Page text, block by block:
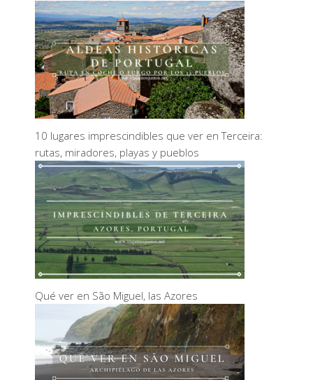
10 lugares imprescindibles que ver en Terceira:
rutas, miradores, playas y pueblos
Qué ver en São Miguel, las Azores